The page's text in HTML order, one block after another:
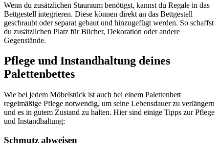
Wenn du zusätzlichen Stauraum benötigst, kannst du Regale in das
Bettgestell integrieren. Diese können direkt an das Bettgestell
geschraubt oder separat gebaut und hinzugefügt werden. So schaffst
du zusätzlichen Platz für Bücher, Dekoration oder andere
Gegenstände.
Pflege und Instandhaltung deines
Palettenbettes
Wie bei jedem Möbelstück ist auch bei einem Palettenbett
regelmäßige Pflege notwendig, um seine Lebensdauer zu verlängern
und es in gutem Zustand zu halten. Hier sind einige Tipps zur Pflege
und Instandhaltung:
Schmutz abweisen